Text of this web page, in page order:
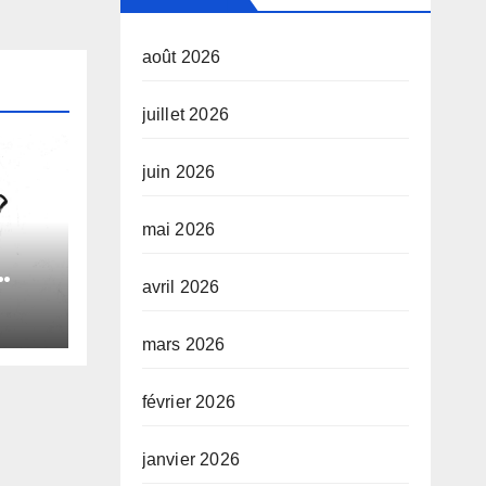
août 2026
juillet 2026
juin 2026
mai 2026
avril 2026
mars 2026
février 2026
janvier 2026